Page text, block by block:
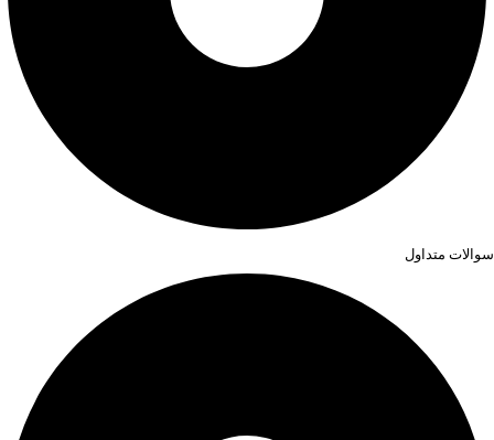
سوالات متداول